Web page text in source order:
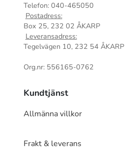
Telefon: 040-465050
Postadress:
Box 25, 232 02 ÅKARP
Leveransadress:
Tegelvägen 10, 232 54 ÅKARP
Org.nr: 556165-0762
Kundtjänst
Allmänna villkor
Frakt & leverans